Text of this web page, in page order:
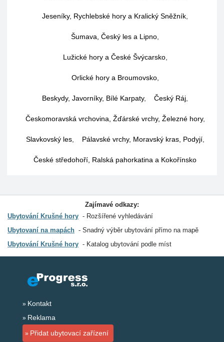
Jeseníky, Rychlebské hory a Kralický Sněžník
Šumava, Český les a Lipno
Lužické hory a České Švýcarsko,
Orlické hory a Broumovsko,
Beskydy, Javorníky, Bílé Karpaty, Český Ráj
Českomoravská vrchovina, Žďárské vrchy, Železné hory,
Slavkovský les, Pálavské vrchy, Moravský kras, Podyjí,
České středohoří, Ralská pahorkatina a Kokořínsko
Zajímavé odkazy:
Ubytování Krušné hory
Rozšířené vyhledávání
Ubytovaní na mapách
Snadný výběr ubytování přímo na mapě
Ubytování Krušné hory
Katalog ubytování podle míst
Kontakt
Reklama
Přidat ubytovací zařízení